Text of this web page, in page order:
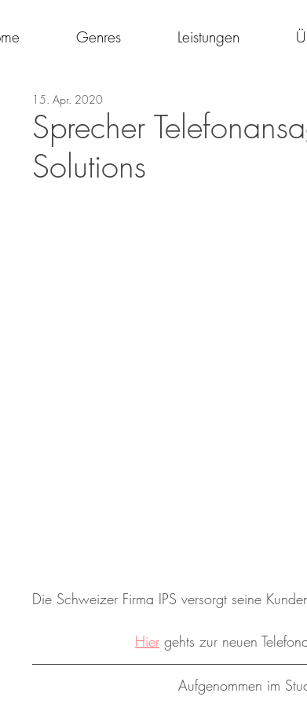
Genres Leistungen
Sprecher
Solutions
15. Apr. 2020
Die Schweizer Firma IPS versorgt seine
Hier gehts zur neuen
Aufgenommen im